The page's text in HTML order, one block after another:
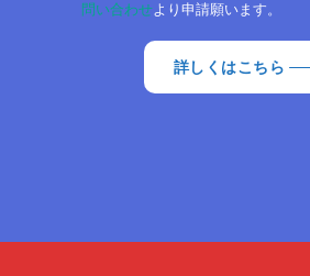
問い合わせより申請願います。
詳しくはこちら